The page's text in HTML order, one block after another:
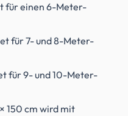
für einen 6-Meter-
für 7- und 8-Meter-
für 9- und 10-Meter-
150 cm wird mit